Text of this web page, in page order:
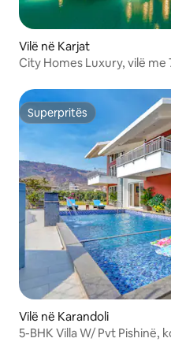
Vilë në Karjat
City Homes Luxury, vilë
Superpritës
Superpritës
Vilë në Karandoli
5-BHK Villa W/ Pvt Pishinë,